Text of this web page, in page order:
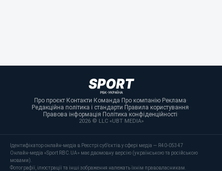
Про проєкт·Контакти·Команда·Про компанію·Реклама·
Редакційна політика і стандарти·Правила користування·
Правова інформація·Політика конфіденційності·
2026 © LLC «UBT MEDIA»
Ідентифікатор онлайн-медіа в Реєстрі суб’єктів у сфері медіа — R40-05347
Онлайн-медіа «Sport RBC.UA» має двомовну версію (українською та російською
мовами).
Фотографії, ілюстрації та інші зображення належать їхнім правовласникам.